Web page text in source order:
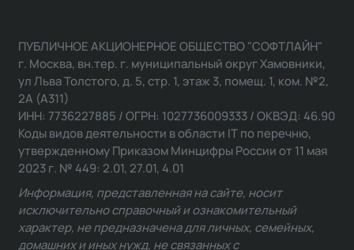
ПУБЛИЧНОЕ АКЦИОНЕРНОЕ ОБЩЕСТВО "СОФТЛАЙН"
г. Москва, вн.тер. г. муниципальный округ Хамовники,
ул Льва Толстого, д. 5, стр. 1, этаж 3, помещ. 1, ком. №2,
2А (А311)
ИНН: 7736227885 / ОГРН: 1027736009333 / ОКВЭД: 46.90
Коды видов деятельности в области IT по перечню,
утвержденному Приказом Минцифры России от 11 мая
2023 г. № 449: 2.01, 27.01, 4.01
Информация, представленная на сайте, носит
исключительно справочный и ознакомительный
характер, не предназначена для личных, семейных,
домашних и иных нужд, не связанных с